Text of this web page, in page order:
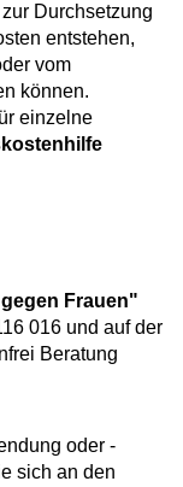
Durchsetzung
entstehen,
vom
können.
einzelne
Frauen"
016 und auf der
Beratung
oder -
sich an den